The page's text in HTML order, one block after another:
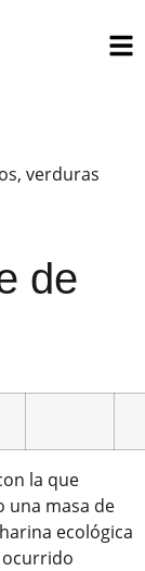
, verduras
de
la que
una masa de
ecológica
ocurrido